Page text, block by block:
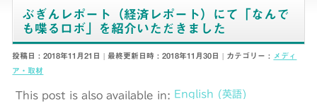
ぶぎんレポート（経済レポート）にて「なんで
も喋るロボ」を紹介いただきました
投稿日 : 2018年11月21日 最終更新日時 : 2018年11月30日 カテゴリー :
メディ
ア・取材
This post is also available in: English (英語)